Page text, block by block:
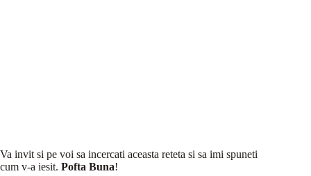
Va invit si pe voi sa incercati aceasta reteta si sa imi spuneti
cum v-a iesit. Pofta Buna!